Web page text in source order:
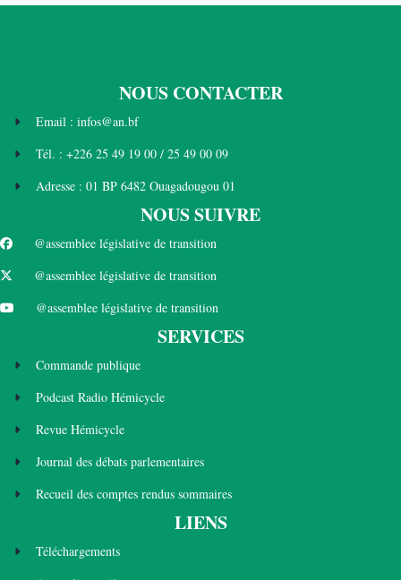
NOUS CONTACTER
Email : infos@an.bf
Tél. : +226 25 49 19 00 / 25 49 00 09
Adresse : 01 BP 6482 Ouagadougou 01
NOUS SUIVRE
@assemblee législative de transition
@assemblee législative de transition
@assemblee législative de transition
SERVICES
Commande publique
Podcast Radio Hémicycle
Revue Hémicycle
Journal des débats parlementaires
Recueil des comptes rendus sommaires
LIENS
Téléchargements